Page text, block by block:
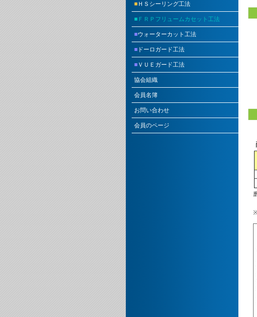
■ ＨＳシーリング工法
■ＦＲＰフリュームカセット工法
■ウォーターカット工法
■ ドーロガード工法
■ ＶＵＥガード工法
協会組織
会員名簿
お問い合わせ
会員のページ